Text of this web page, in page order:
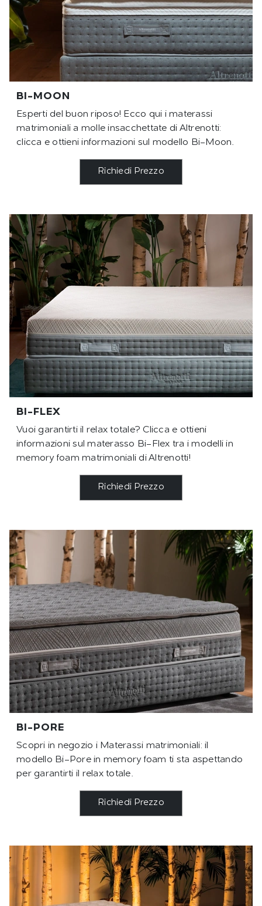
BI-MOON
Esperti del buon riposo! Ecco qui i materassi
matrimoniali a molle insacchettate di Altrenotti:
clicca e ottieni informazioni sul modello Bi-Moon.
Richiedi Prezzo
BI-FLEX
Vuoi garantirti il relax totale? Clicca e ottieni
informazioni sul materasso Bi-Flex tra i modelli in
memory foam matrimoniali di Altrenotti!
Richiedi Prezzo
BI-PORE
Scopri in negozio i Materassi matrimoniali: il
modello Bi-Pore in memory foam ti sta aspettando
per garantirti il relax totale.
Richiedi Prezzo